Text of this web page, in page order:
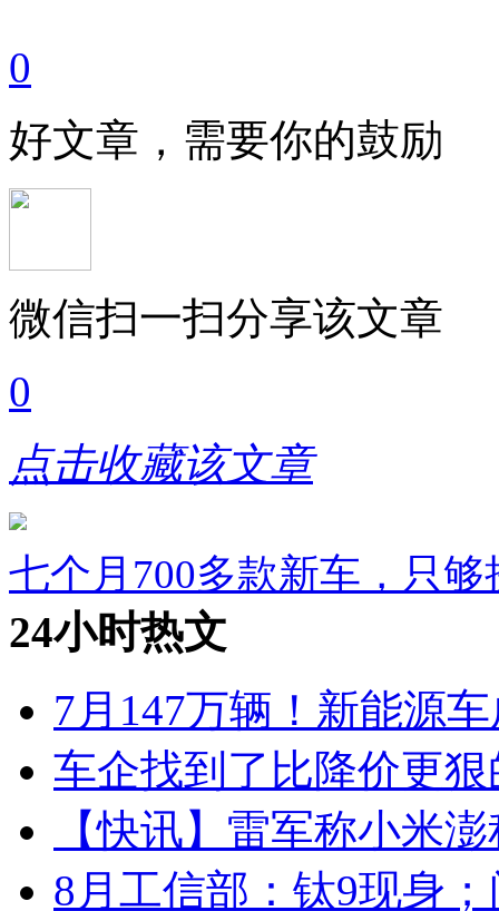
0
好文章，需要你的鼓励
微信扫一扫分享该文章
0
点击收藏该文章
七个月700多款新车，只
24小时热文
7月147万辆！新能源
车企找到了比降价更
【快讯】雷军称小米
8月工信部：钛9现身